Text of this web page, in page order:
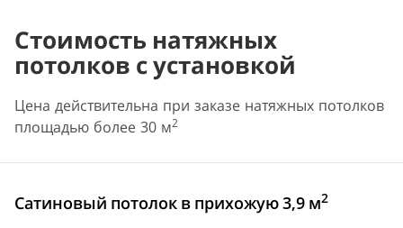
Стоимость натяжных
потолков с установкой
Цена действительна при заказе натяжных потолков
площадью более 30 м2
Сатиновый потолок в прихожую 3,9 м2